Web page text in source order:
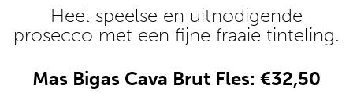
Heel speelse en uitnodigende
prosecco met een fijne fraaie tinteling.
Mas Bigas Cava Brut Fles: €32,50